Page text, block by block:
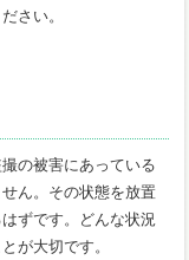
さい。
の被害にあっている
ん。その状態を放置
ずです。どんな状況
が大切です。